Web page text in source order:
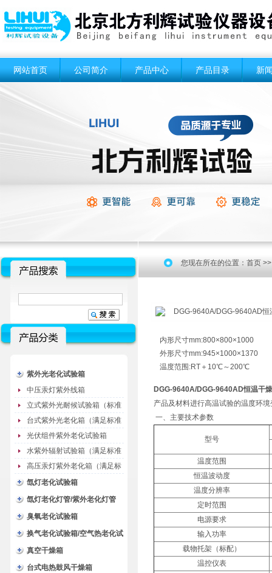
网站首页 公司简介 产品中心 产品目录 新
紫外光老化试验箱
中压汞灯紫外线箱
立式紫外光耐候试验箱（标准
型）
台式紫外光老化箱（满足标准
GB/T16776）
光伏组件紫外老化试验箱
水紫外辐射试验箱（满足标准
JC485-1992）
高压汞灯紫外老化箱（满足标
准GB/T16777）
氙灯老化试验箱
氙灯老化灯管/紫外老化灯管
（耗材）
臭氧老化试验箱
换气老化试验箱/空气热老化试
验箱
真空干燥箱
台式电热鼓风干燥箱
您现在所在的位置： 首页
内形尺寸mm:800×800×1000
外形尺寸mm:945×1000×1370
温度范围:RT＋10℃～200℃
DGG-9640A/DGG-9640AD恒温干
产品及材料进行高温试验的温度环
一、主要技术参数
型号
温度范围
恒温波动度
温度分辨率
定时范围
电源要求
输入功率
载物托架（标配）
温控仪表